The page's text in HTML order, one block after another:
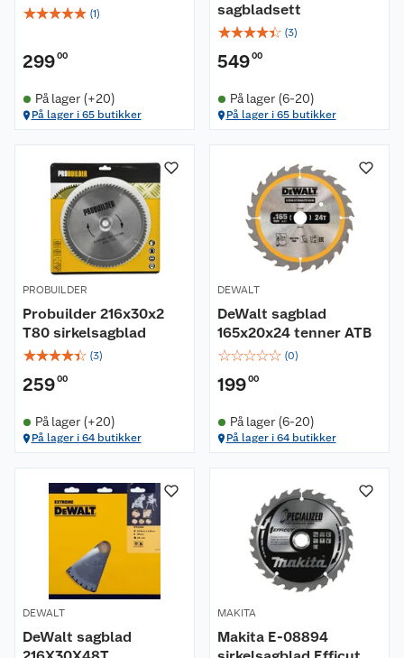
☆☆☆☆☆ (1)
29900
På lager (+20)
På lager i 65 butikker
sagbladsett
☆☆☆☆☆ (3)
54900
På lager (6-20)
På lager i 65 butikker
PROBUILDER
Probuilder 216x30x2
T80 sirkelsagblad
☆☆☆☆☆ (3)
25900
På lager (+20)
På lager i 64 butikker
DEWALT
DeWalt sagblad
165x20x24 tenner ATB
☆☆☆☆☆ (0)
19900
På lager (6-20)
På lager i 64 butikker
DEWALT
DeWalt sagblad
MAKITA
Makita E-08894